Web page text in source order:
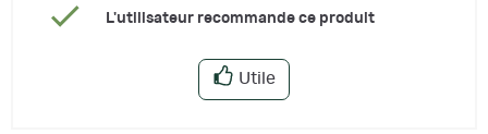
L'utilisateur recommande ce produit
Utile